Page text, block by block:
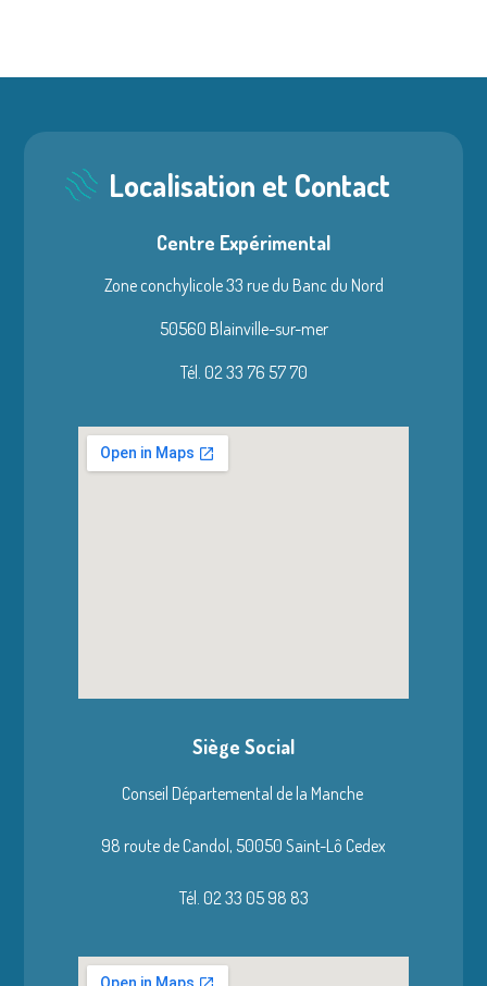
Localisation et Contact
Centre Expérimental
Zone conchylicole 33 rue du Banc du Nord
50560 Blainville-sur-mer
Tél. 02 33 76 57 70
Siège Social
Conseil Départemental de la Manche
98 route de Candol, 50050 Saint-Lô Cedex
Tél. 02 33 05 98 83